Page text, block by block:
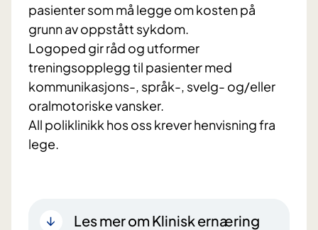
pasienter som må legge om kosten på
grunn av oppstått sykdom.
Logoped gir råd og utformer
treningsopplegg til pasienter med
kommunikasjons-, språk-, svelg- og/eller
oralmotoriske vansker.
All poliklinikk hos oss krever henvisning fra
lege.
Les mer om Klinisk ernæring